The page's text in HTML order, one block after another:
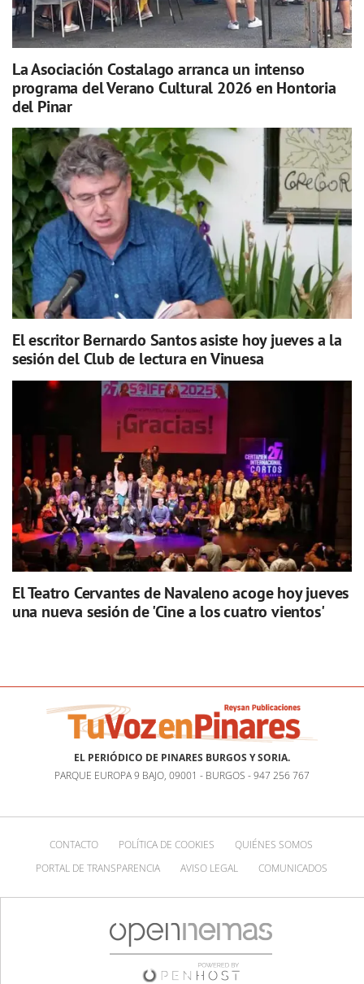
La Asociación Costalago arranca un intenso
programa del Verano Cultural 2026 en Hontoria
del Pinar
El escritor Bernardo Santos asiste hoy jueves a la
sesión del Club de lectura en Vinuesa
El Teatro Cervantes de Navaleno acoge hoy jueves
una nueva sesión de 'Cine a los cuatro vientos'
EL PERIÓDICO DE PINARES BURGOS Y SORIA.
PARQUE EUROPA 9 BAJO, 09001 - BURGOS - 947 256 767
CONTACTO POLÍTICA DE COOKIES
QUIÉNES SOMOS
PORTAL DE TRANSPARENCIA
AVISO LEGAL COMUNICADOS